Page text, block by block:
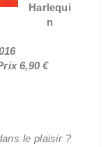
Harlequi
n
6,90 €
le plaisir ?